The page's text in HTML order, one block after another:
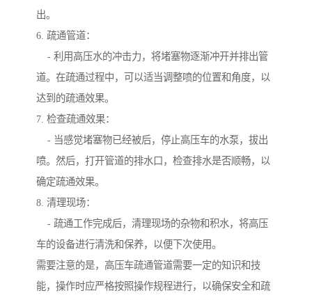
出。
6. 疏通管道：
- 利用高压水的冲击力，将堵塞物逐渐冲开并排出管
道。在疏通过程中，可以适当调整喷的位置和角度，以
达到的疏通效果。
7. 检查疏通效果：
- 当感觉堵塞物已经被后，停止高压车的水泵，拔出
喷。然后，打开管道的排水口，检查排水是否顺畅，以
确定疏通效果。
8. 清理现场：
- 疏通工作完成后，清理现场的杂物和积水，将高压
车的设备进行清洗和保养，以便下次使用。
需要注意的是，高压车疏通管道需要一定的知识和技
能，操作时应严格按照操作规程进行，以确保安全和疏